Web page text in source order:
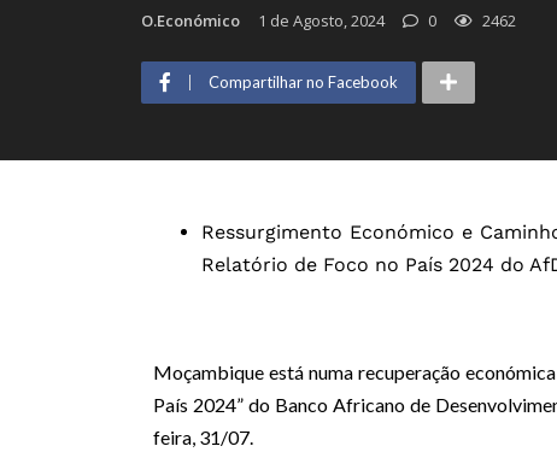
O.Económico 1 de Agosto, 2024 0 2462
Compartilhar no Facebook
Ressurgimento Económico e
Relatório de Foco no País 2024 do
Moçambique está numa recuperação
País 2024” do Banco Africano de
feira, 31/07.